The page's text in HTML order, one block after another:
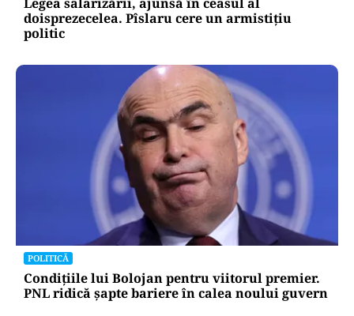
doisprezecelea. Pîslaru cere un armistițiu
politic
POLITICĂ
Condițiile lui Bolojan pentru viitorul premier.
PNL ridică șapte bariere în calea noului guvern